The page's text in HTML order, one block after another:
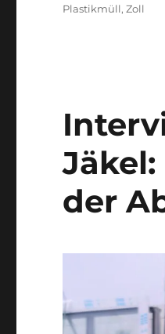
Plastikmüll,Zoll
der